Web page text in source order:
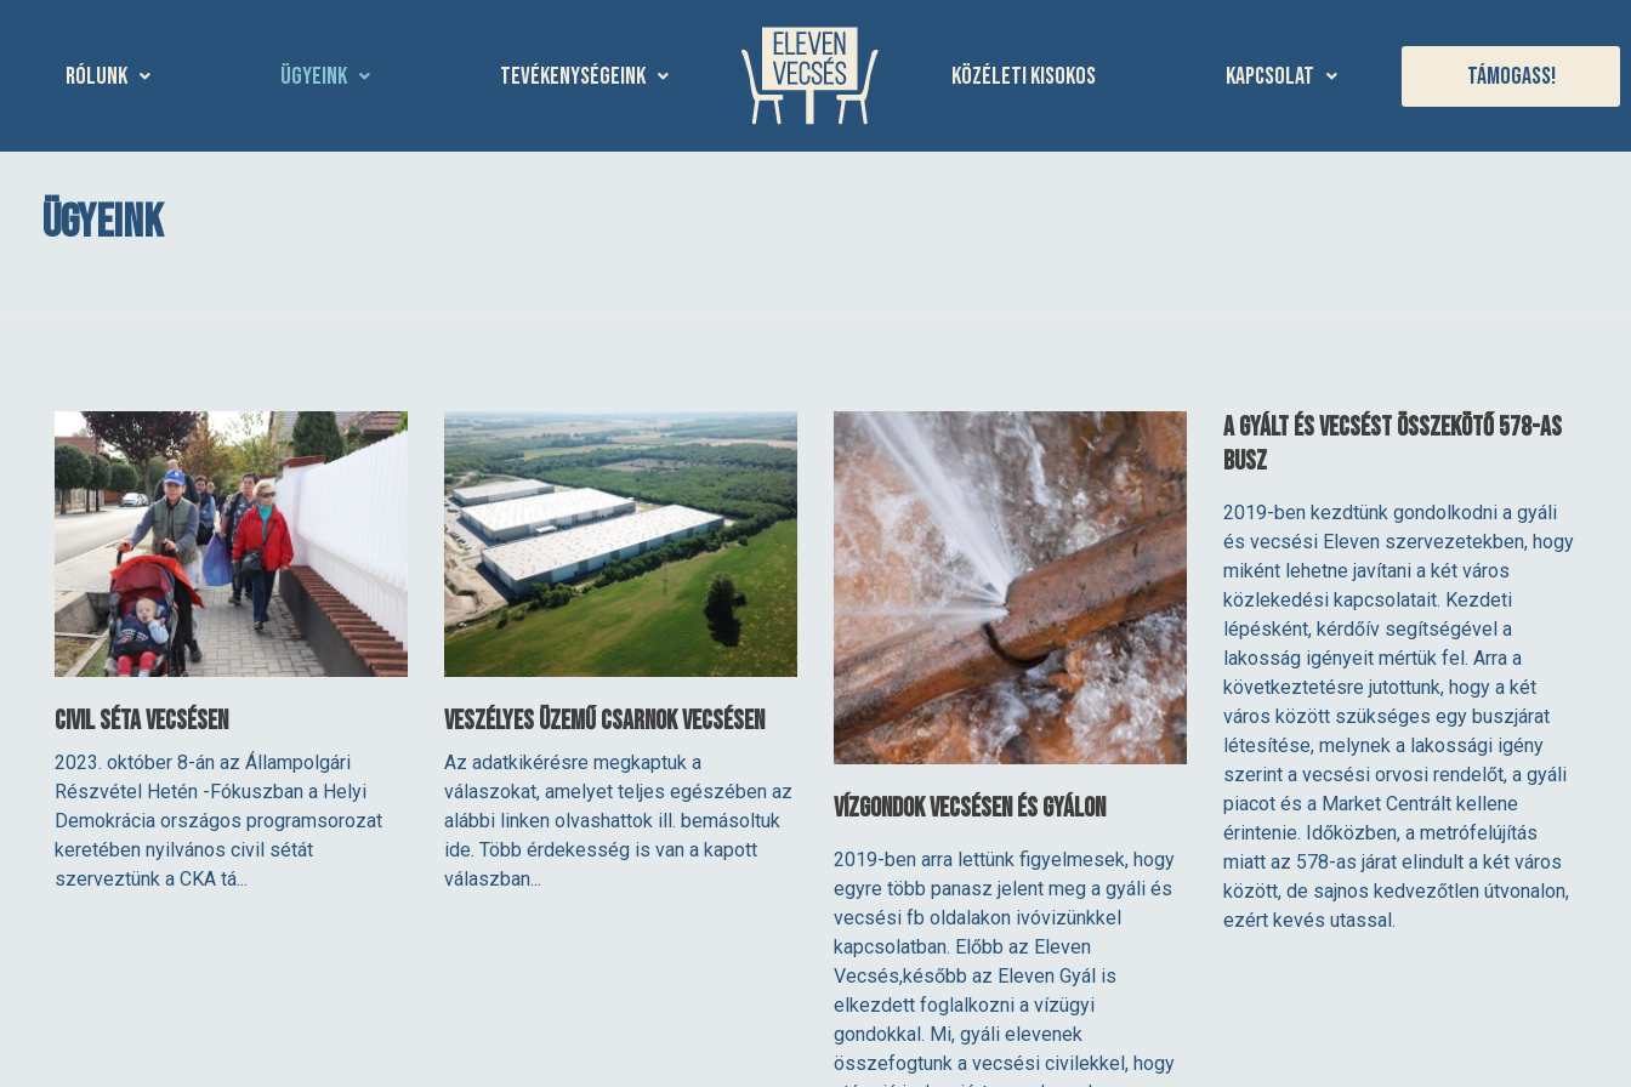
Rólunk Ügyeink Tevékenységeink Közéleti kisokos Kapcsolat Támogass!
Ügyeink
Civil Séta Vecsésen
2023. október 8-án az Állampolgári
Részvétel Hetén -Fókuszban a Helyi
Demokrácia országos programsorozat
keretében nyilvános civil sétát
szerveztünk a CKA tá...
Veszélyes üzemű csarnok Vecsésen
Az adatkikérésre megkaptuk a
válaszokat, amelyet teljes egészében az
alábbi linken olvashattok ill. bemásoltuk
ide. Több érdekesség is van a kapott
válaszban...
Vízgondok Vecsésen és Gyálon
2019-ben arra lettünk figyelmesek, hogy
egyre több panasz jelent meg a gyáli és
vecsési fb oldalakon ivóvizünkkel
kapcsolatban. Előbb az Eleven
Vecsés,később az Eleven Gyál is
elkezdett foglalkozni a vízügyi
gondokkal. Mi, gyáli elevenek
összefogtunk a vecsési civilekkel, hogy
A Gyált és Vecsést összekötő 578-as
busz
2019-ben kezdtünk gondolkodni a gyáli
és vecsési Eleven szervezetekben, hogy
miként lehetne javítani a két város
közlekedési kapcsolatait. Kezdeti
lépésként, kérdőív segítségével a
lakosság igényeit mértük fel. Arra a
következtetésre jutottunk, hogy a két
város között szükséges egy buszjárat
létesítése, melynek a lakossági igény
szerint a vecsési orvosi rendelőt, a gyáli
piacot és a Market Centrált kellene
érintenie. Időközben, a metrófelújítás
miatt az 578-as járat elindult a két város
között, de sajnos kedvezőtlen útvonalon,
ezért kevés utassal.